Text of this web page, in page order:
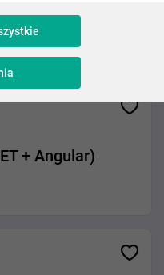
+ Angular)